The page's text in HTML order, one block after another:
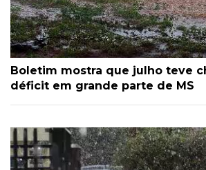
Boletim mostra que julho teve
déficit em grande parte de MS